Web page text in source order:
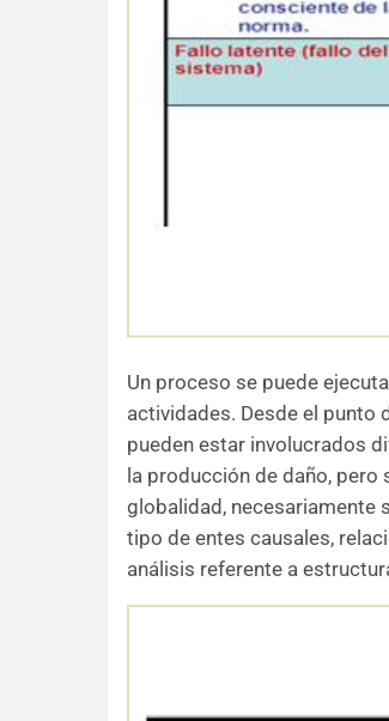
Un proceso se puede
actividades. Desde el punto
pueden estar involucrados
la producción de daño, pero
globalidad, necesariamente
tipo de entes causales,
análisis referente a